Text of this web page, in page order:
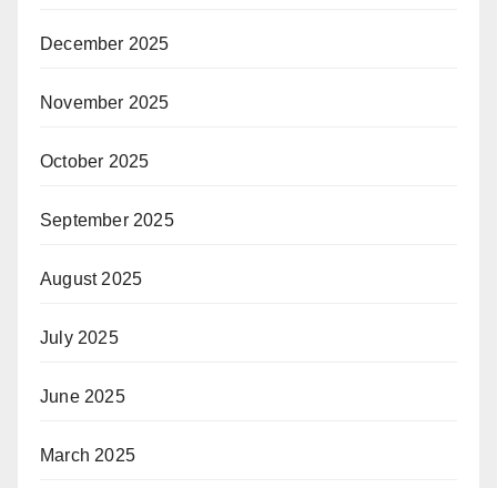
December 2025
November 2025
October 2025
September 2025
August 2025
July 2025
June 2025
March 2025